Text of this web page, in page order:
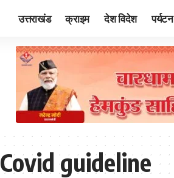
उत्तराखंड क्राइम देश विदेश पर्यटन
Covid guideline